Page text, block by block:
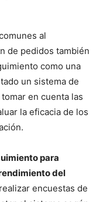
al
de pedidos también
como una
un sistema de
en cuenta las
la eficacia de los
para
del
encuestas de